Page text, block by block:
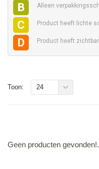
B Alleen
C Product heeft lichte
D Product heeft
Toon: 24
Geen producten